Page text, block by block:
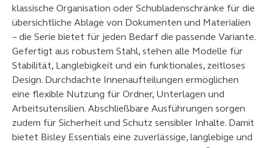
klassische Organisation oder Schubladenschränke für die
übersichtliche Ablage von Dokumenten und Materialien
– die Serie bietet für jeden Bedarf die passende Variante.
Gefertigt aus robustem Stahl, stehen alle Modelle für
Stabilität, Langlebigkeit und ein funktionales, zeitloses
Design. Durchdachte Innenaufteilungen ermöglichen
eine flexible Nutzung für Ordner, Unterlagen und
Arbeitsutensilien. Abschließbare Ausführungen sorgen
zudem für Sicherheit und Schutz sensibler Inhalte. Damit
bietet Bisley Essentials eine zuverlässige, langlebige und